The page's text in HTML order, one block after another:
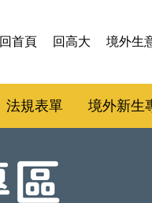
回首頁 回高大 境外生
法規表單 境外新生